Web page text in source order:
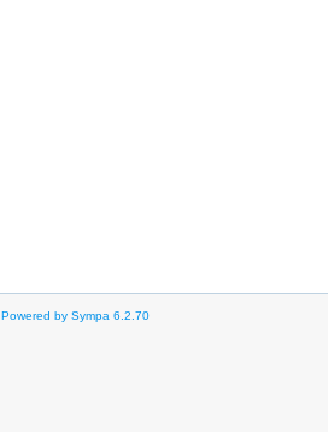
Powered by Sympa 6.2.70